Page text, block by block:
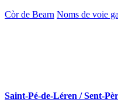
Còr de Bearn Noms de voie
Saint-Pé-de-Léren / Sent-